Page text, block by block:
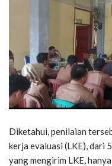
Diketahui, penilaian
kerja evaluasi (LKE), dari
yang mengirim LKE,